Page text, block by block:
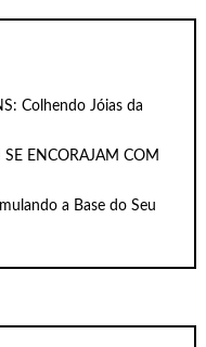
Colhendo Jóias da
ENCORAJAM COM
a Base do Seu